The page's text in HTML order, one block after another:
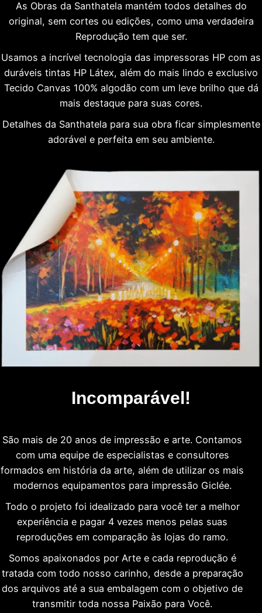
As Obras da Santhatela mantém todos detalhes do
original, sem cortes ou edições, como uma verdadeira
Reprodução tem que ser.
Usamos a incrível tecnologia das impressoras HP com as
duráveis tintas HP Látex, além do mais lindo e exclusivo
Tecido Canvas 100% algodão com um leve brilho que dá
mais destaque para suas cores.
Detalhes da Santhatela para sua obra ficar simplesmente
adorável e perfeita em seu ambiente.
Incomparável!
São mais de 20 anos de impressão e arte. Contamos
com uma equipe de especialistas e consultores
formados em história da arte, além de utilizar os mais
modernos equipamentos para impressão Giclée.
Todo o projeto foi idealizado para você ter a melhor
experiência e pagar 4 vezes menos pelas suas
reproduções em comparação às lojas do ramo.
Somos apaixonados por Arte e cada reprodução é
tratada com todo nosso carinho, desde a preparação
dos arquivos até a sua embalagem com o objetivo de
transmitir toda nossa Paixão para Você.